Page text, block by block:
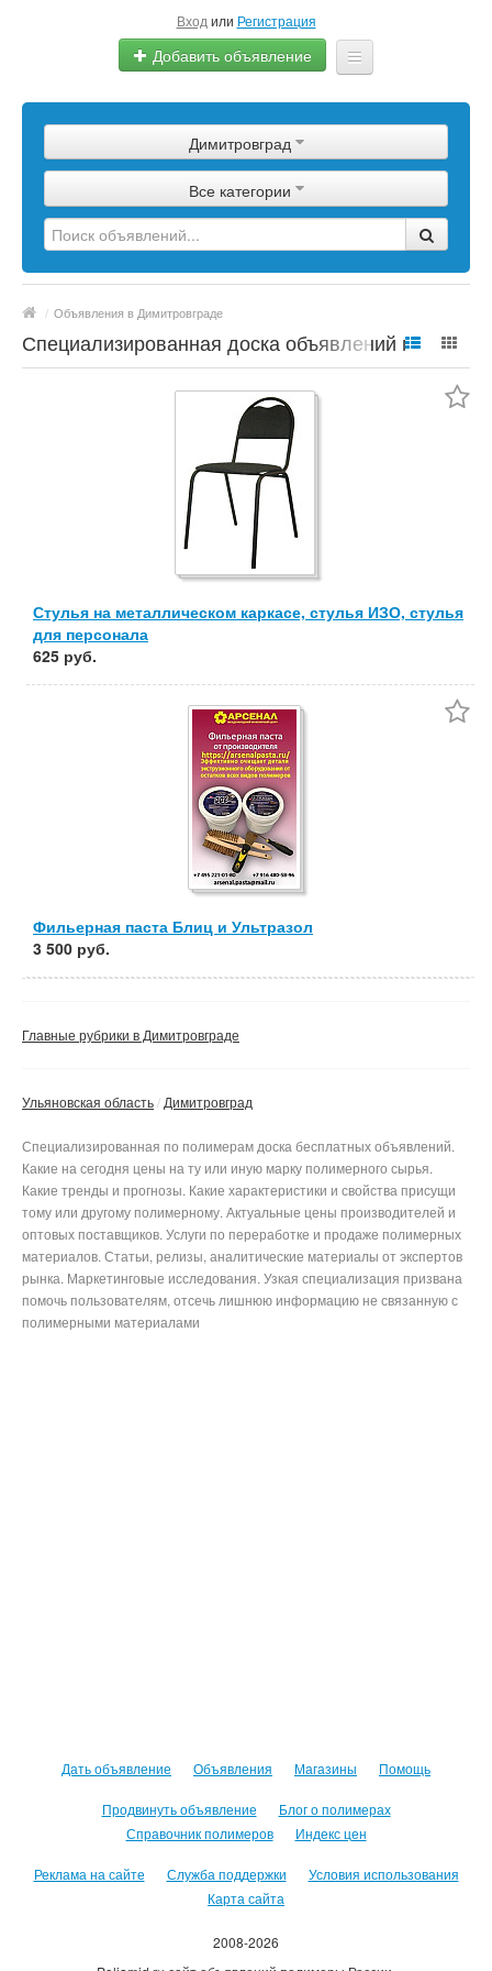
Вход или Регистрация
Добавить объявление
Сырье
Изделия
Оборудование
Еще
Димитровград
Все категории
/ Объявления в Димитровграде
Специализированная доска объявлений по
Стулья на металлическом каркасе, стулья ИЗО, стулья
для персонала
625 руб.
Фильерная паста Блиц и Ультразол
3 500 руб.
Главные рубрики в Димитровграде
Ульяновская область Димитровград
Специализированная по полимерам доска бесплатных объявлений.
Какие на сегодня цены на ту или иную марку полимерного сырья.
Какие тренды и прогнозы. Какие характеристики и свойства присущи
тому или другому полимерному. Актуальные цены производителей и
оптовых поставщиков. Услуги по переработке и продаже полимерных
материалов. Статьи, релизы, аналитические материалы от экспертов
рынка. Маркетинговые исследования. Узкая специализация призвана
помочь пользователям, отсечь лишнюю информацию не связанную с
полимерными материалами
Дать объявление Объявления Магазины Помощь
Продвинуть объявление
Блог о полимерах
Справочник полимеров
Индекс цен
Реклама на сайте Служба поддержки
Условия использования
Карта сайта
2008-2026